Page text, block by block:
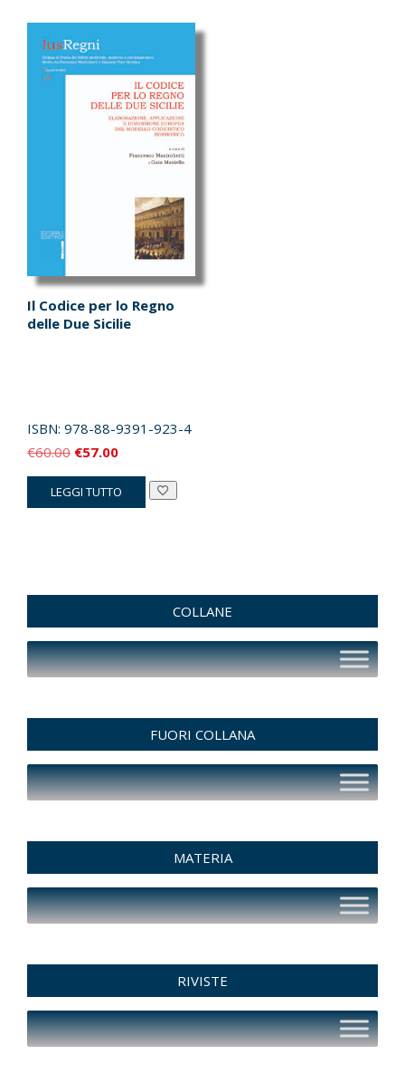
Il Codice per lo Regno
delle Due Sicilie
ISBN: 978-88-9391-923-4
€60.00 Il
prezzo
originale
€57.00Il
prezzo
attuale
LEGGI TUTTO
COLLANE
FUORI COLLANA
MATERIA
RIVISTE